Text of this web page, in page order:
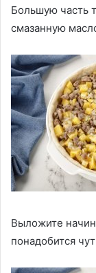
Большую часть
смазанную
Выложите
понадобится